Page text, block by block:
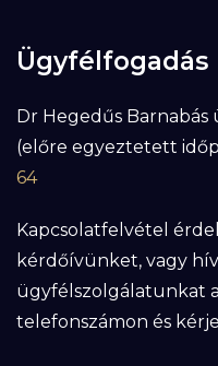
Ügyfélfogadás
Dr Hegedűs Barnabás
(előre egyeztetett
64
Kapcsolatfelvétel
kérdőívünket, vagy
ügyfélszolgálatunkat a
telefonszámon és